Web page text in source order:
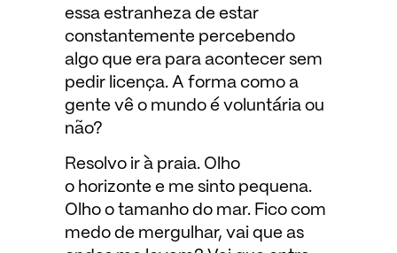
essa estranheza de estar
constantemente percebendo
algo que era para acontecer sem
pedir licença. A forma como a
gente vê o mundo é voluntária ou
não?
Resolvo ir à praia. Olho
o horizonte e me sinto pequena.
Olho o tamanho do mar. Fico com
medo de mergulhar, vai que as